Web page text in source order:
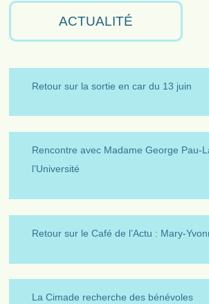
ACTUALITÉ
Retour sur la sortie en car du 13 juin
Rencontre avec Madame George Pau-
l’Université
Retour sur le Café de l’Actu : Mary-
La Cimade recherche des bénévoles